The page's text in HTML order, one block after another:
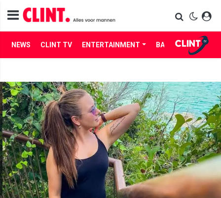
NEWS CLINT TV ENTERTAINMENT BABES LIFE